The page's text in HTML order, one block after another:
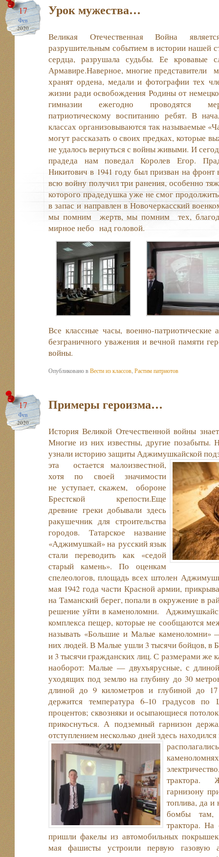
17
Фев
2020
Урок мужества…
Великая Отечественная Война
разрушительным событием в истории нашей
сердца, разрушала судьбы. Ее кровавые
Армавире.Наверное, многие представители
хранят ордена, медали и фотографии тех
жизни ради освобождения Родины от
гимназии ежегодно проводятся
патриотическому воспитанию ребят. В
классах организовываются так называемые
могут рассказать о своих предках, которые
не удалось вернуться с войны живыми. И
прадеда нам поведал Королев Егор.
Никитович в 1941 году был призван на фронт
всю войну получил три ранения, особенно
которого прадедушка уже не смог
в запас и направлен в Новочеркасский
мы помним жертв, мы помним тех,
мирное небо над головой.
Все классные часы, военно-патриотические
безграничного уважения и вечной памяти
войны.
Опубликовано вВести из классов Растим патриотов
17
Фев
2020
Примеры героизма…
История Великой Отечественной войны
Многие из них известны, другие
узнали историю защиты Аджимушкайской
эта остается малоизвестной,
хотя по своей значимости
не уступает, скажем, обороне
Брестской крепости.Еще
древние греки добывали здесь
ракушечник для строительства
городов. Татарское название
«Аджимушкай» на русский язык
стали переводить как «седой
старый камень». По оценкам
спелеологов, площадь всех штолен
мая 1942 года части Красной армии,
на Таманский берег, попали в окружение в
решение уйти в каменоломни.
комплекса пещер, которые не сообщаются
называть «Большие и Малые каменоломни»
них людей. В Малые ушли 3 тысячи бойцов, в
и 3 тысячи гражданских лиц. С размерами же
наоборот: Малые — двухъярусные, с
уходящих под землю на глубину до 30
длиной до 9 километров и глубиной до 17
держится температура 6–10 градусов
процентов; сквозняки и осыпающиеся
прикоснуться. А подземный гарнизон
отступлением несколько дней здесь
трактора.
гарнизону
топлива, да
бомбы там,
трактора.
пришли факелы из автомобильных
мая фашисты устроили первую газовую